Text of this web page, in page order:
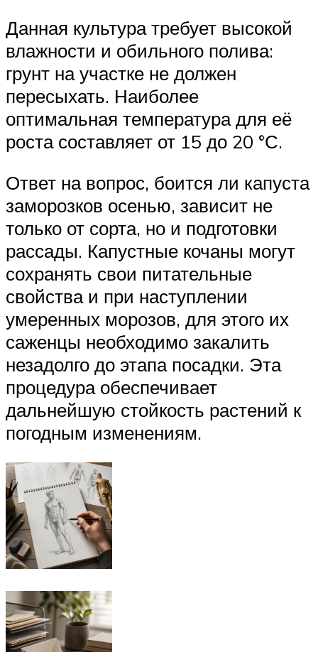
Данная культура требует высокой
влажности и обильного полива:
грунт на участке не должен
пересыхать. Наиболее
оптимальная температура для её
роста составляет от 15 до 20 °С.
Ответ на вопрос, боится ли капуста
заморозков осенью, зависит не
только от сорта, но и подготовки
рассады. Капустные кочаны могут
сохранять свои питательные
свойства и при наступлении
умеренных морозов, для этого их
саженцы необходимо закалить
незадолго до этапа посадки. Эта
процедура обеспечивает
дальнейшую стойкость растений к
погодным изменениям.